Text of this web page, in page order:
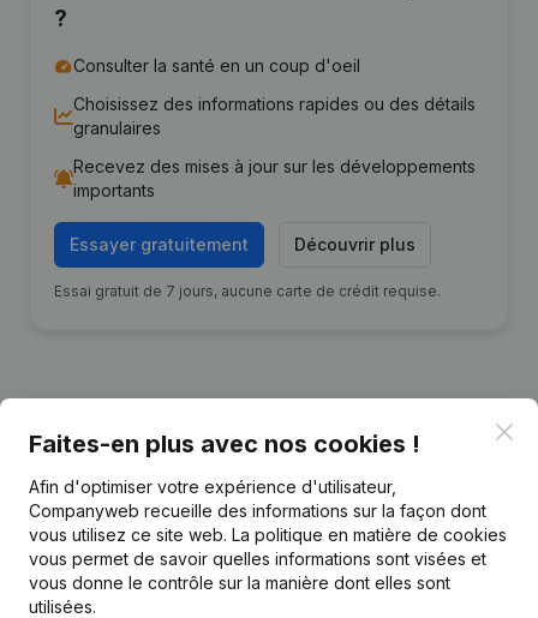
?
Consulter la santé en un coup d'oeil
Choisissez des informations rapides ou des détails
granulaires
Recevez des mises à jour sur les développements
importants
Essayer gratuitement Découvrir plus
Essai gratuit de 7 jours, aucune carte de crédit requise.
Publicationsde Beba Management
Date Publication
04-11-2022
Rubrique Constitution (Nouvelle
Personne Morale, Ouverture
Faites-en plus avec nos cookies !
Afin d'optimiser votre expérience d'utilisateur,
Companyweb recueille des informations sur la façon dont
vous utilisez ce site web. La politique en matière de cookies
vous permet de savoir quelles informations sont visées et
vous donne le contrôle sur la manière dont elles sont
utilisées.